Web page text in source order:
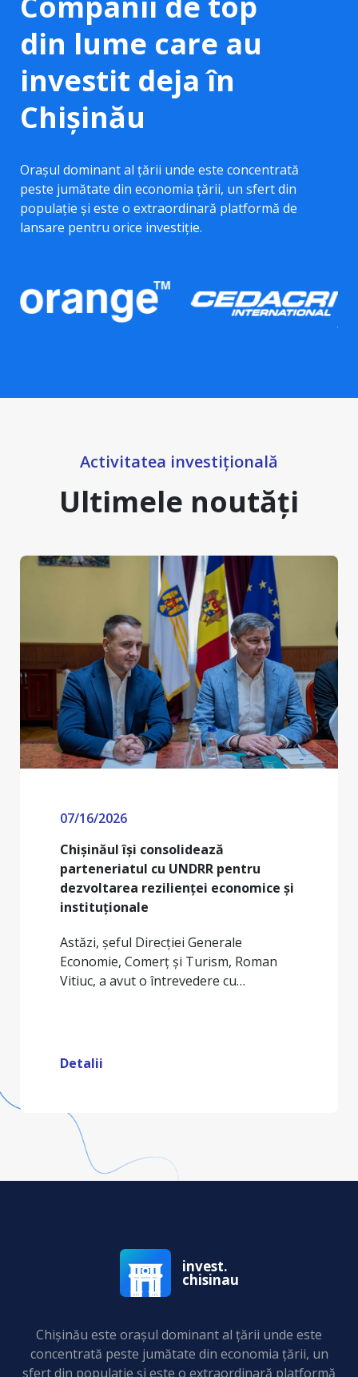
din lume care au
investit deja în
Chișinău
Oraşul dominant al ţării unde este concentrată
peste jumătate din economia ţării, un sfert din
populaţie și este o extraordinară platformă de
lansare pentru orice investiție.
Activitatea investițională
Ultimele noutăți
07/08/2026
Un nou pas important pentru
modernizarea infrastructurii
educaționale din municipiul Chișinău
Acordul de Grant pentru proiectul
„Eficiența energetică în grădinițele…
invest.
chisinau
Chişinău este oraşul dominant al ţării unde este
concentrată peste jumătate din economia ţării, un
sfert din populaţie și este o extraordinară platformă